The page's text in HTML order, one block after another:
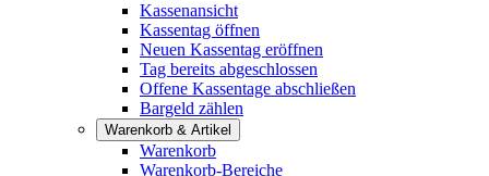
Kassenansicht
Kassentag öffnen
Neuen Kassentag eröffnen
Tag bereits abgeschlossen
Offene Kassentage abschließen
Bargeld zählen
Warenkorb & Artikel
Warenkorb
Warenkorb-Bereiche